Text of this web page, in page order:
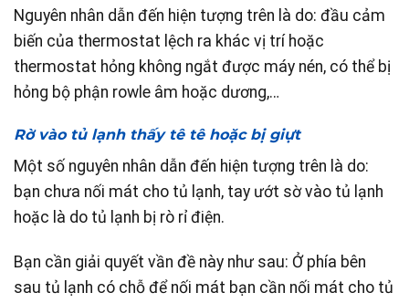
Nguyên nhân dẫn đến hiện tượng trên là do: đầu cảm
biến của thermostat lệch ra khác vị trí hoặc
thermostat hỏng không ngắt được máy nén, có thể bị
hỏng bộ phận rowle âm hoặc dương,…
Rờ vào tủ lạnh thấy tê tê hoặc bị giựt
Một số nguyên nhân dẫn đến hiện tượng trên là do:
bạn chưa nối mát cho tủ lạnh, tay ướt sờ vào tủ lạnh
hoặc là do tủ lạnh bị rò rỉ điện.
Bạn cần giải quyết vần đề này như sau: Ở phía bên
sau tủ lạnh có chỗ để nối mát bạn cần nối mát cho tủ